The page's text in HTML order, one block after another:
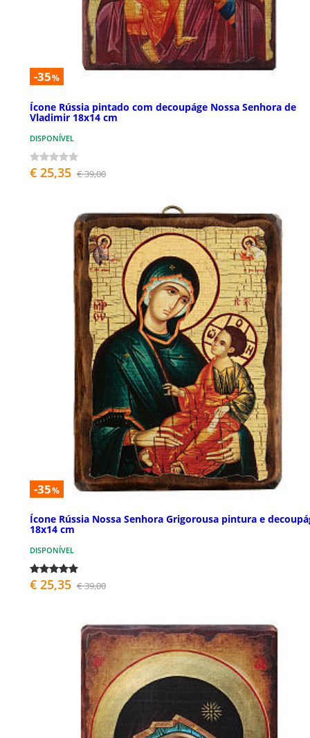
-35%
Ícone Rússia pintado com decoupáge Nossa Senhora de
Vladimir 18x14 cm
DISPONÍVEL
€ 25,35 € 39,00
-35%
Ícone Rússia Nossa Senhora Grigorousa pintura e
18x14 cm
DISPONÍVEL
€ 25,35 € 39,00